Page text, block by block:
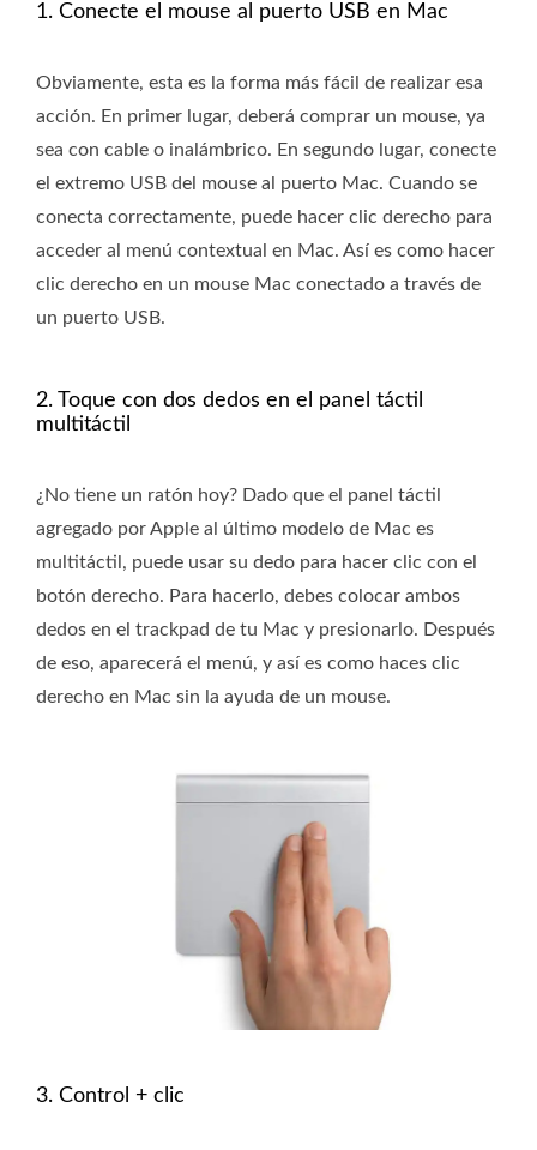
1. Conecte el mouse al puerto USB en Mac
Obviamente, esta es la forma más fácil de realizar esa
acción. En primer lugar, deberá comprar un mouse, ya
sea con cable o inalámbrico. En segundo lugar, conecte
el extremo USB del mouse al puerto Mac. Cuando se
conecta correctamente, puede hacer clic derecho para
acceder al menú contextual en Mac. Así es como hacer
clic derecho en un mouse Mac conectado a través de
un puerto USB.
2. Toque con dos dedos en el panel táctil
multitáctil
¿No tiene un ratón hoy? Dado que el panel táctil
agregado por Apple al último modelo de Mac es
multitáctil, puede usar su dedo para hacer clic con el
botón derecho. Para hacerlo, debes colocar ambos
dedos en el trackpad de tu Mac y presionarlo. Después
de eso, aparecerá el menú, y así es como haces clic
derecho en Mac sin la ayuda de un mouse.
3. Control + clic